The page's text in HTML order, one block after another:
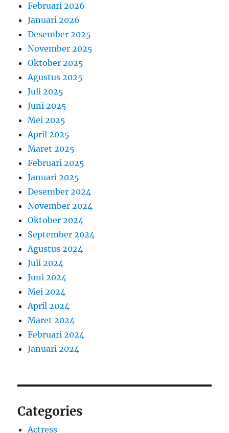
Februari 2026
Januari 2026
Desember 2025
November 2025
Oktober 2025
Agustus 2025
Juli 2025
Juni 2025
Mei 2025
April 2025
Maret 2025
Februari 2025
Januari 2025
Desember 2024
November 2024
Oktober 2024
September 2024
Agustus 2024
Juli 2024
Juni 2024
Mei 2024
April 2024
Maret 2024
Februari 2024
Januari 2024
Categories
Actress